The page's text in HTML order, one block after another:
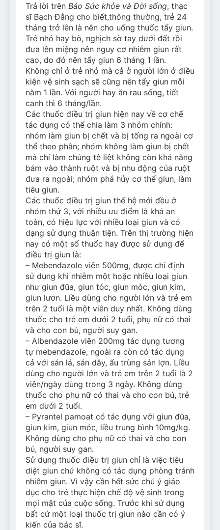
7 Năm Ago
How Often Do I Need to
Groom My Bulldog
7 Năm Ago
Trả lời trên Báo Sức khỏe và Đời sống, thạc
sĩ Bạch Đằng cho biết,thông thường, trẻ 24
tháng trở lên là nên cho uống thuốc tẩy giun.
Trẻ nhỏ hay bò, nghịch sờ tay dưới đất rồi
đưa lên miệng nên nguy cơ nhiễm giun rất
cao, do đó nên tẩy giun 6 tháng 1 lần.
Không chỉ ở trẻ nhỏ mà cả ở người lớn ở điều
kiện vệ sinh sạch sẽ cũng nên tẩy giun mỗi
năm 1 lần. Với người hay ăn rau sống, tiết
canh thì 6 tháng/lần.
Các thuốc điều trị giun hiện nay về cơ chế
tác dụng có thể chia làm 3 nhóm chính:
nhóm làm giun bị chết và bị tống ra ngoài cơ
thể theo phân; nhóm không làm giun bị chết
mà chỉ làm chúng tê liệt không còn khả năng
bám vào thành ruột và bị nhu động của ruột
đưa ra ngoài; nhóm phá hủy cơ thể giun, làm
tiêu giun.
Các thuốc điều trị giun thế hệ mới đều ở
nhóm thứ 3, với nhiều ưu điểm là khá an
toàn, có hiệu lực với nhiều loại giun và có
dạng sử dụng thuận tiện. Trên thị trường hiện
nay có một số thuốc hay được sử dụng để
điều trị giun là:
– Mebendazole viên 500mg, được chỉ định
sử dụng khi nhiễm một hoặc nhiều loại giun
như giun đũa, giun tóc, giun móc, giun kim,
giun lươn. Liều dùng cho người lớn và trẻ em
trên 2 tuổi là một viên duy nhất. Không dùng
thuốc cho trẻ em dưới 2 tuổi, phụ nữ có thai
và cho con bú, người suy gan.
– Albendazole viên 200mg tác dụng tương
tự mebendazole, ngoài ra còn có tác dụng
cả với sán lá, sán dây, ấu trùng sán lợn. Liều
dùng cho người lớn và trẻ em trên 2 tuổi là 2
viên/ngày dùng trong 3 ngày. Không dùng
thuốc cho phụ nữ có thai và cho con bú, trẻ
em dưới 2 tuổi.
– Pyrantel pamoat có tác dụng với giun đũa,
giun kim, giun móc, liều trung bình 10mg/kg.
Không dùng cho phụ nữ có thai và cho con
bú, người suy gan.
Sử dụng thuốc điều trị giun chỉ là việc tiêu
diệt giun chứ không có tác dụng phòng tránh
nhiễm giun. Vì vậy cần hết sức chú ý giáo
dục cho trẻ thực hiện chế độ vệ sinh trong
mọi mặt của cuộc sống. Trước khi sử dụng
bất cứ một loại thuốc trị giun nào cần có ý
kiến của bác sĩ.